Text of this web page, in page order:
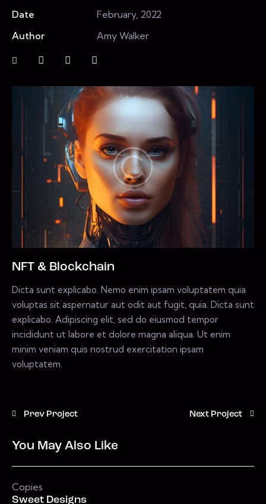
NFT & Blockchain
Dicta sunt explicabo. Nemo enim ipsam voluptatem quia
voluptas sit aspernatur aut odit aut fugit, quia. Dicta sunt
explicabo. Adipiscing elit, sed do eiusmod tempor
incididunt ut labore et dolore magna aliqua. Ut enim
minim veniam quis nostrud exercitation ipsam
voluptatem.
Date
February, 2022
Author
Amy Walker
Prev Project Next Project
You May Also Like
Copies
Sweet Designs